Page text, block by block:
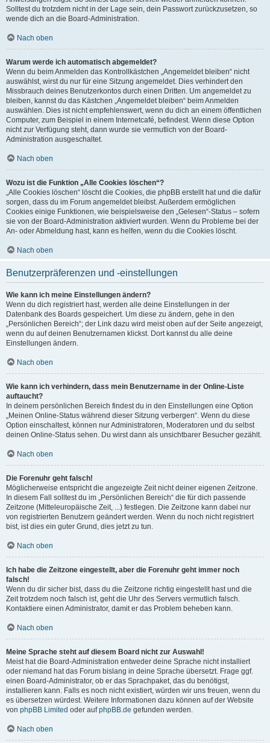
Solltest du trotzdem nicht in der Lage sein, dein Passwort zurückzusetzen, so
wende dich an die Board-Administration.
Nach oben
Warum werde ich automatisch abgemeldet?
Wenn du beim Anmelden das Kontrollkästchen „Angemeldet bleiben“ nicht
auswählst, wirst du nur für eine Sitzung angemeldet. Dies verhindert den
Missbrauch deines Benutzerkontos durch einen Dritten. Um angemeldet zu
bleiben, kannst du das Kästchen „Angemeldet bleiben“ beim Anmelden
auswählen. Dies ist nicht empfehlenswert, wenn du dich an einem öffentlichen
Computer, zum Beispiel in einem Internetcafé, befindest. Wenn diese Option
nicht zur Verfügung steht, dann wurde sie vermutlich von der Board-
Administration ausgeschaltet.
Nach oben
Wozu ist die Funktion „Alle Cookies löschen“?
„Alle Cookies löschen“ löscht die Cookies, die phpBB erstellt hat und die dafür
sorgen, dass du im Forum angemeldet bleibst. Außerdem ermöglichen
Cookies einige Funktionen, wie beispielsweise den „Gelesen“-Status – sofern
sie von der Board-Administration aktiviert wurden. Wenn du Probleme bei der
An- oder Abmeldung hast, kann es helfen, wenn du die Cookies löscht.
Nach oben
Benutzerpräferenzen und -einstellungen
Wie kann ich meine Einstellungen ändern?
Wenn du dich registriert hast, werden alle deine Einstellungen in der
Datenbank des Boards gespeichert. Um diese zu ändern, gehe in den
„Persönlichen Bereich“; der Link dazu wird meist oben auf der Seite angezeigt,
wenn du auf deinen Benutzernamen klickst. Dort kannst du alle deine
Einstellungen ändern.
Nach oben
Wie kann ich verhindern, dass mein Benutzername in der Online-Liste
auftaucht?
In deinem persönlichen Bereich findest du in den Einstellungen eine Option
„Meinen Online-Status während dieser Sitzung verbergen“. Wenn du diese
Option einschaltest, können nur Administratoren, Moderatoren und du selbst
deinen Online-Status sehen. Du wirst dann als unsichtbarer Besucher gezählt.
Nach oben
Die Forenuhr geht falsch!
Möglicherweise entspricht die angezeigte Zeit nicht deiner eigenen Zeitzone.
In diesem Fall solltest du im „Persönlichen Bereich“ die für dich passende
Zeitzone (Mitteleuropäische Zeit, ...) festlegen. Die Zeitzone kann dabei nur
von registrierten Benutzern geändert werden. Wenn du noch nicht registriert
bist, ist dies ein guter Grund, dies jetzt zu tun.
Nach oben
Ich habe die Zeitzone eingestellt, aber die Forenuhr geht immer noch
falsch!
Wenn du dir sicher bist, dass du die Zeitzone richtig eingestellt hast und die
Zeit trotzdem noch falsch ist, geht die Uhr des Servers vermutlich falsch.
Kontaktiere einen Administrator, damit er das Problem beheben kann.
Nach oben
Meine Sprache steht auf diesem Board nicht zur Auswahl!
Meist hat die Board-Administration entweder deine Sprache nicht installiert
oder niemand hat das Forum bislang in deine Sprache übersetzt. Frage ggf.
einen Board-Administrator, ob er das Sprachpaket, das du benötigst,
installieren kann. Falls es noch nicht existiert, würden wir uns freuen, wenn du
es übersetzen würdest. Weitere Informationen dazu können auf der Website
von phpBB Limited oder aufphpBB.de gefunden werden.
Nach oben